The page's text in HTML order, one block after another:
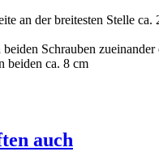
an der breitesten Stelle ca.
Schrauben zueinander
beiden ca. 8 cm
auch